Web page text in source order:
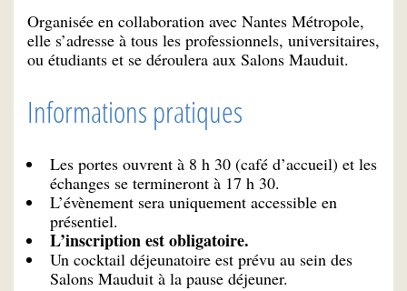
Organisée en collaboration avec Nantes Métropole,
elle s’adresse à tous les professionnels, universitaires,
ou étudiants et se déroulera aux Salons Mauduit.
Informations pratiques
Les portes ouvrent à 8 h 30 (café d’accueil) et les
échanges se termineront à 17 h 30.
L’évènement sera uniquement accessible en
présentiel.
L’inscription est obligatoire.
Un cocktail déjeunatoire est prévu au sein des
Salons Mauduit à la pause déjeuner.